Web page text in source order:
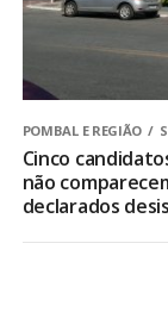
POMBAL E REGIÃO
Cinco
não
declarados